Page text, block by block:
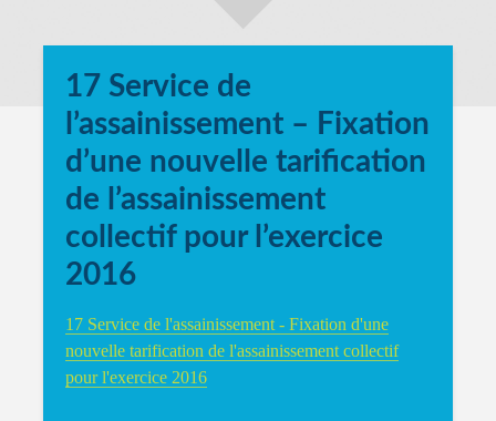
17 Service de
l’assainissement – Fixation
d’une nouvelle tarification
de l’assainissement
collectif pour l’exercice
2016
17 Service de l'assainissement - Fixation d'une
nouvelle tarification de l'assainissement collectif
pour l'exercice 2016